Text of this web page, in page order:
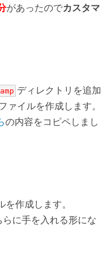
があったのでカスタマ
amp ディレクトリを追加
ァイルを作成します。
の内容をコピペしまし
作成します。
らに手を入れる形にな